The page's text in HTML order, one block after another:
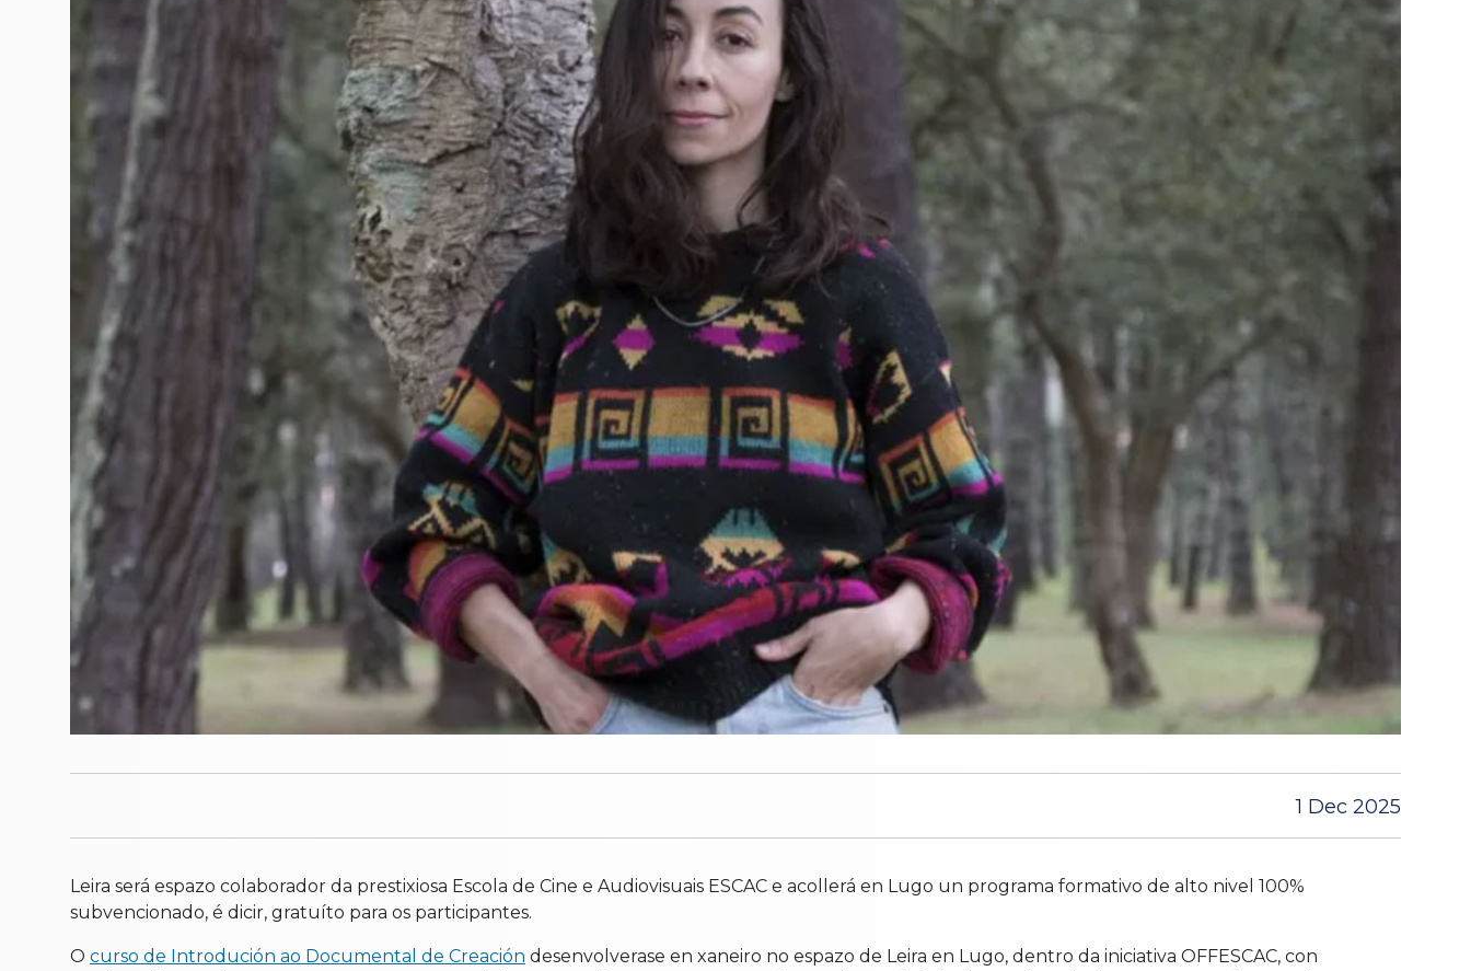
1 Dec 2025
Leira será espazo colaborador da prestixiosa Escola de Cine e Audiovisuais ESCAC e acollerá en Lugo un programa formativo de alto nivel 100%
subvencionado, é dicir, gratuíto para os participantes.
O curso de Introdución ao Documental de Creación desenvolverase en xaneiro no espazo de Leira en Lugo, dentro da iniciativa OFFESCAC, con